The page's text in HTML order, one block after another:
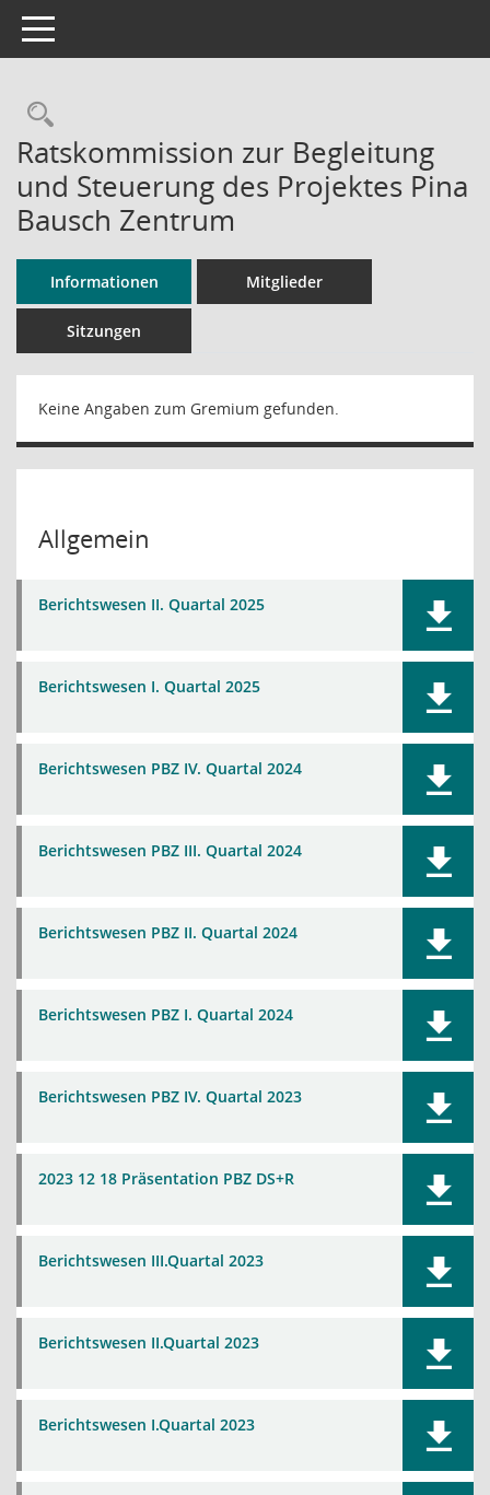
Toggle navigation
Rechercheauswahl
Ratskommission zur Begleitung
und Steuerung des Projektes Pina
Bausch Zentrum
Informationen Mitglieder
Sitzungen
Keine Angaben zum Gremium gefunden.
Allgemein
Berichtswesen II. Quartal 2025
Berichtswesen I. Quartal 2025
Berichtswesen PBZ IV. Quartal 2024
Berichtswesen PBZ III. Quartal 2024
Berichtswesen PBZ II. Quartal 2024
Berichtswesen PBZ I. Quartal 2024
Berichtswesen PBZ IV. Quartal 2023
2023 12 18 Präsentation PBZ DS+R
Berichtswesen III.Quartal 2023
Berichtswesen II.Quartal 2023
Berichtswesen I.Quartal 2023